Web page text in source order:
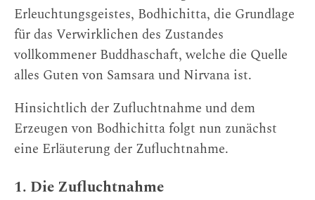
Erleuchtungsgeistes, Bodhichitta, die Grundlage
für das Verwirklichen des Zustandes
vollkommener Buddhaschaft, welche die Quelle
alles Guten von Samsara und Nirvana ist.
Hinsichtlich der Zufluchtnahme und dem
Erzeugen von Bodhichitta folgt nun zunächst
eine Erläuterung der Zufluchtnahme.
1. Die Zufluchtnahme